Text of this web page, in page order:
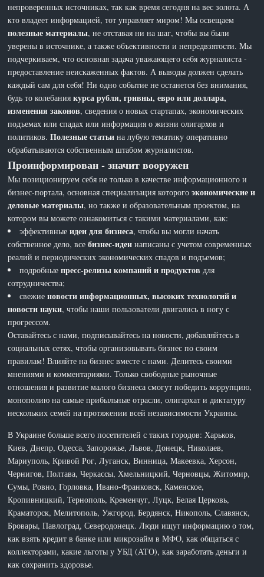
непроверенных источниках, так как время сегодня на вес золота. А
кто владеет информацией, тот управляет миром! Мы освещаем
полезные материалы, не отставая ни на шаг, чтобы вы были
уверены в источнике, а также объективности и непредвзятости. Мы
подчеркиваем, что основная задача уважающего себя журналиста -
предоставление неискаженных фактов. А выводы должен сделать
каждый сам для себя! Ни одно событие не останется без внимания,
будь то колебаниякурса рубля, гривны, евро или доллара,
изменения законов, сведения о новых стартапах, экономических
подъемах или спадах или информация о жизни олигархов и
политиков.Полезные статьи на лубую тематику оперативно
обрабатываются собственным штабом журналистов.
Проинформирован - значит вооружен
Мы позиционируем себя не только в качестве информационного и
бизнес-портала, основная специализация которогоэкономические и
деловые материалы, но также и образовательным проектом, на
котором вы можете ознакомиться с такими материалами, как:
эффективныеидеи для бизнеса, чтобы вы могли начать
собственное дело, всебизнес-идеи написаны с учетом современных
реалий и периодических экономических спадов и подъемов;
подробныепресс-релизы компаний и продуктов для
сотрудничества;
свежиеновости информационных, высоких технологий и
новости науки, чтобы наши пользователи двигались в ногу с
прогрессом.
Оставайтесь с нами, подписывайтесь на новости, добавляйтесь в
социальных сетях, чтобы организовывать бизнес по своим
правилам! Влияйте на бизнес вместе с нами. Делитесь своими
мнениями и комментариями. Только свободные рыночные
отношения и развитие малого бизнеса смогут победить коррупцию,
монополию на самые прибыльные отрасли, олигархат и диктатуру
нескольких семей на протяжении всей независимости Украины.
В Украине больше всего посетителей с таких городов: Харьков,
Киев, Днепр, Одесса, Запорожье, Львов, Донецк, Николаев,
Мариуполь, Кривой Рог, Луганск, Винница, Макеевка, Херсон,
Чернигов, Полтава, Черкассы, Хмельницкий, Черновцы, Житомир,
Сумы, Ровно, Горловка, Ивано-Франковск, Каменское,
Кропивницкий, Тернополь, Кременчуг, Луцк, Белая Церковь,
Краматорск, Мелитополь, Ужгород, Бердянск, Никополь, Славянск,
Бровары, Павлоград, Северодонецк. Люди ищут информацию о том,
как взять кредит в банке или микрозайм в МФО, как общаться с
коллекторами, какие льготы у УБД (АТО), как заработать деньги и
как сохранить здоровье.